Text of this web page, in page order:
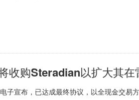
子宣布，已达成最终协议，以全现金交易